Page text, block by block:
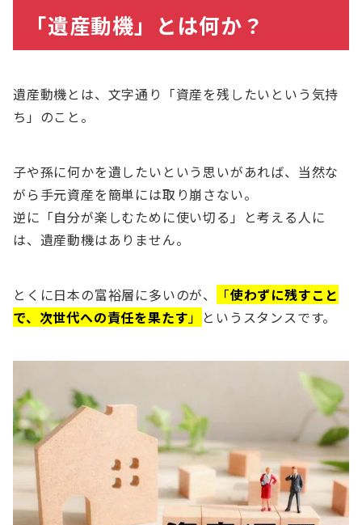
「遺産動機」とは何か？
遺産動機とは、文字通り「資産を残したいという気持
ち」のこと。
子や孫に何かを遺したいという思いがあれば、当然な
がら手元資産を簡単には取り崩さない。
逆に「自分が楽しむために使い切る」と考える人に
は、遺産動機はありません。
とくに日本の富裕層に多いのが、 「使わずに残すこと
で、次世代への責任を果たす」 というスタンスです。